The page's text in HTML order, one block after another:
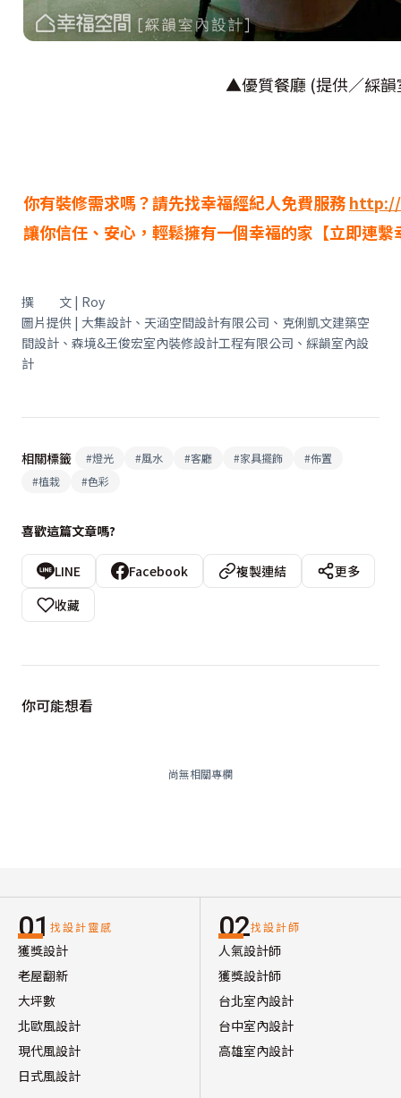
▲優質餐廳 (提供／綵韻
你有裝修需求嗎？請先找幸福經紀人免費服務
讓你信任、安心，輕鬆擁有一個幸福的家【立即連
撰 文 | Roy
圖片提供 | 大集設計、天涵空間設計有限公司、克俐凱文建築空
間設計、森境&王俊宏室內裝修設計工程有限公司、綵韻室內設
計
相關標籤 #燈光 #風水 #客廳 #家具擺飾 #佈置
#植栽 #色彩
喜歡這篇文章嗎?
LINE Facebook 複製連結
更多
收藏
你可能想看
尚無相關專欄
01 找設計靈感
獲獎設計
老屋翻新
大坪數
北歐風設計
現代風設計
日式風設計
02找設計師
人氣設計師
獲獎設計師
台北室內設計
台中室內設計
高雄室內設計